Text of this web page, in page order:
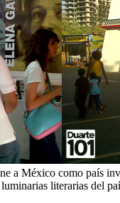
a México como país
literarias del